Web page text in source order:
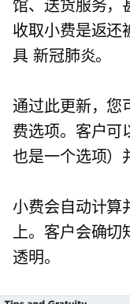
馆、送货服务，
收取小费是返还
具 新冠肺炎。
通过此更新，您
费选项。客户可
也是一个选项）
小费会自动计算
上。客户会确
透明。